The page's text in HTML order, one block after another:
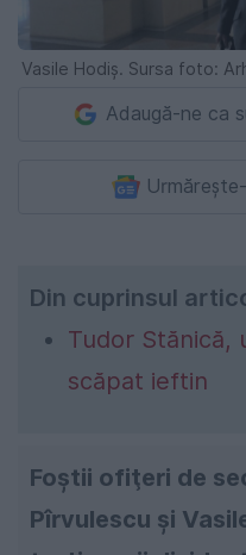
Vasile Hodiș. Sursa foto:
Adaugă-ne ca
Din cuprinsul
Tudor Stănică,
scăpat ieftin
Foştii ofiţeri de
Pîrvulescu şi